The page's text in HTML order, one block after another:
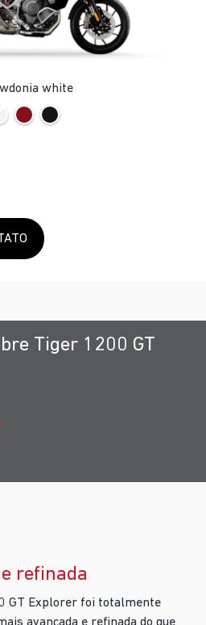
white
Tiger 1200 GT
refinada
GT Explorer foi totalmente
avançada e refinada do que